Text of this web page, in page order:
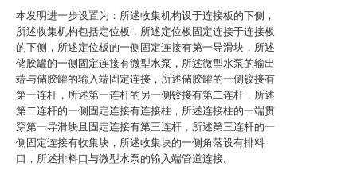
本发明进一步设置为：所述收集机构设于连接板的下侧，
所述收集机构包括定位板，所述定位板固定连接于连接板
的下侧，所述定位板的一侧固定连接有第一导滑块，所述
储胶罐的一侧固定连接有微型水泵，所述微型水泵的输出
端与储胶罐的输入端固定连接，所述储胶罐的一侧铰接有
第一连杆，所述第一连杆的另一侧铰接有第二连杆，所述
第二连杆的一侧固定连接有连接柱，所述连接柱的一端贯
穿第一导滑块且固定连接有第三连杆，所述第三连杆的一
侧固定连接有收集块，所述收集块的一侧角落设有排料
口，所述排料口与微型水泵的输入端管道连接。